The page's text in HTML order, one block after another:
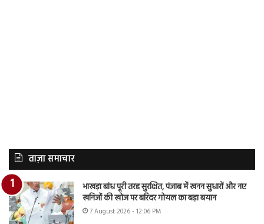
ताज़ा समाचार
भाखड़ा बांध पूरी तरह सुरक्षित, पंजाब में खनन सुधारों और नए
खनिजों की खोज पर बरिंदर गोयल का बड़ा बयान
7 August 2026 - 12:06 PM